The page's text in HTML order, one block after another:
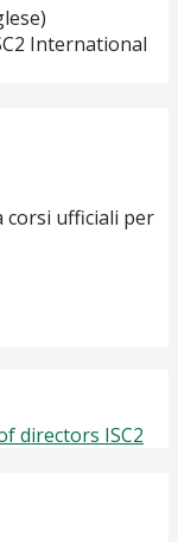
International
corsi ufficiali per
directors ISC2